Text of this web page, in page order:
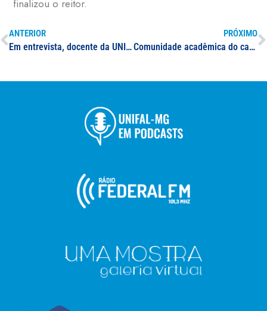
finalizou o reitor.
ANTERIOR
Em entrevista, docente da UNIFAL-MG explica bloqueios de CPF por ausência de declaração em investimentos de rendas variáveis
PRÓXIMO
Comunidade acadêmica do campus Varginha adquire habilidades práticas e teóricas na área da Cultura Maker em capacitação promovida no NidusLab